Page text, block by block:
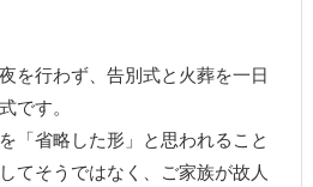
を行わず、告別式と火葬を一日
です。
「省略した形」と思われること
てそうではなく、ご家族が故人